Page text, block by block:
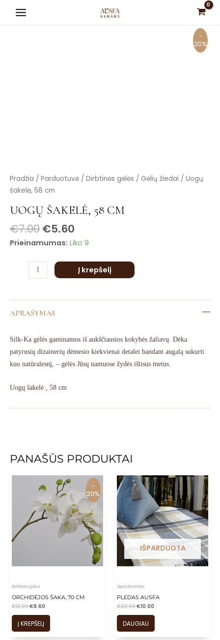
Main
-
20%
Pradžia / Parduotuvė / Dirbtinės gėlės / Gėlių žiedai / Uogų
šakelė, 58 cm
UOGŲ ŠAKELĖ, 58 CM
€7.00€5.60
Prieinamumas: Liko 9
produkto
kiekis:
šakelė,
58
cm
Į krepšelį
APRAŠYMAS
Silk-Ka gėlės gaminamos iš aukščiausios kokybės žaliavų. Dėka
patyrusių dizainerių dėmesio kiekvienai detalei bandant augalą sukurti
kuo natūralesnį, – gėlės Jūsų namuose žydės ištisus metus.
Uogų šakelė , 58 cm
PANAŠŪS PRODUKTAI
-
20%
-
20%
Dirbtinės gėlės
ORCHIDĖJOS ŠAKA, 70 CM
€12.00€9.60
Į KREPŠELĮ
IŠPARDUOTA
Išpardavimas
PLEDAS AUSFA
€20.00€10.00
DAUGIAU